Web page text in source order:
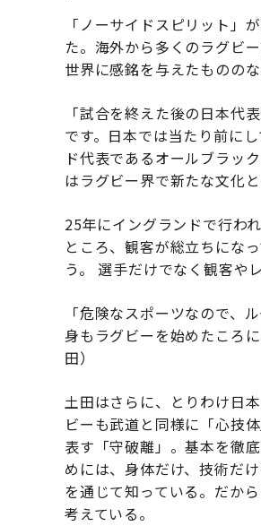
「ノーサイドスピリット」
た。海外から多くのラグビ
世界に感銘を与えたものの
「試合を終えた後の日本代
です。日本では当たり前に
ド代表であるオールブラッ
はラグビー界で新たな文化と
25年にイングランドで行わ
ところ、観客が総立ちにな
う。 選手だけでなく観客や
「危険なスポーツなので、
身もラグビーを始めたころ
田）
土田はさらに、とりわけ日
ビーも武道と同様に「心技
表す「守破離」。基本を徹
めには、身体だけ、技術だ
を通じて知っている。だか
考えている。